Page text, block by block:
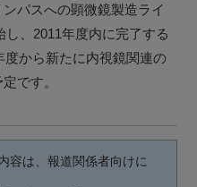
パスへの顕微鏡製造ライ
し、2011年度内に完了する
から新たに内視鏡関連の
です。
容は、報道関係者向けに